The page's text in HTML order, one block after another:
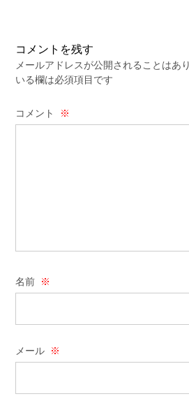
コメントを残す
メールアドレスが公開されることはあ
いる欄は必須項目です
コメント ※
名前 ※
メール ※